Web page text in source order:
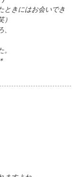
ときにはお会いでき